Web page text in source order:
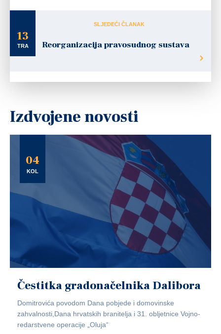
13
TRA
SLJEDEĆI ČLANAK
Reorganizacija pravosudnog sustava
Izdvojene novosti
04
KOL
Čestitka gradonačelnika Dalibora
Domitrovića povodom Dana pobjede i domovinske
zahvalnosti,Dana hrvatskih branitelja i 31. obljetnice Vojno-
redarstvene operacije „Oluja“